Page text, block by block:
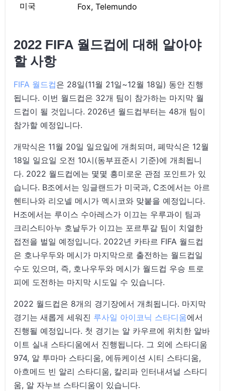
미국 Fox, Telemundo
2022 FIFA 월드컵에 대해 알아야
할 사항
FIFA 월드컵은 28일(11월 21일~12월 18일) 동안 진행
됩니다. 이번 월드컵은 32개 팀이 참가하는 마지막 월
드컵이 될 것입니다. 2026년 월드컵부터는 48개 팀이
참가할 예정입니다.
개막식은 11월 20일 일요일에 개최되며, 폐막식은 12월
18일 일요일 오전 10시(동부표준시 기준)에 개최됩니
다. 2022 월드컵에는 몇몇 흥미로운 관점 포인트가 있
습니다. B조에서는 잉글랜드가 미국과, C조에서는 아르
헨티나와 리오넬 메시가 멕시코와 맞붙을 예정입니다.
H조에서는 루이스 수아레스가 이끄는 우루과이 팀과
크리스티아누 호날두가 이끄는 포르투갈 팀이 치열한
접전을 벌일 예정입니다. 2022년 카타르 FIFA 월드컵
은 호나우두와 메시가 마지막으로 출전하는 월드컵일
수도 있으며, 즉, 호나우두와 메시가 월드컵 우승 트로
피에 도전하는 마지막 시도일 수 있습니다.
2022 월드컵은 8개의 경기장에서 개최됩니다. 마지막
경기는 새롭게 세워진 루사일 아이코닉 스타디움에서
진행될 예정입니다. 첫 경기는 알 카우르에 위치한 알바
이트 실내 스타디움에서 진행됩니다. 그 외에 스타디움
974, 알 투마마 스타디움, 에듀케이션 시티 스타디움,
아흐메드 빈 알리 스타디움, 칼리파 인터내셔널 스타디
움, 알 자누브 스타디움이 있습니다.